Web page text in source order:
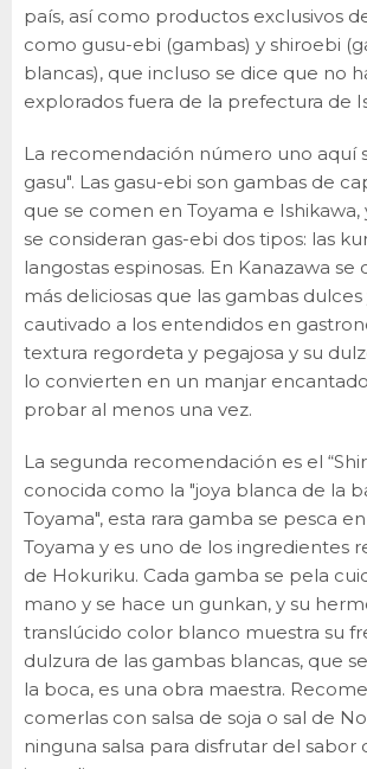
país, así como productos exclusivos
como gusu-ebi (gambas) y shiroebi
blancas), que incluso se dice que no
explorados fuera de la prefectura de
La recomendación número uno aquí
gasu". Las gasu-ebi son gambas de
que se comen en Toyama e Ishikawa,
se consideran gas-ebi dos tipos: las
langostas espinosas. En Kanazawa se
más deliciosas que las gambas dulces
cautivado a los entendidos en
textura regordeta y pegajosa y su
lo convierten en un manjar
probar al menos una vez.
La segunda recomendación es el
conocida como la "joya blanca de la
Toyama", esta rara gamba se pesca
Toyama y es uno de los ingredientes
de Hokuriku. Cada gamba se pela
mano y se hace un gunkan, y su
translúcido color blanco muestra su
dulzura de las gambas blancas, que
la boca, es una obra maestra.
comerlas con salsa de soja o sal de
ninguna salsa para disfrutar del sabor